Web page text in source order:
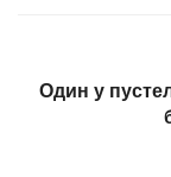
Один у